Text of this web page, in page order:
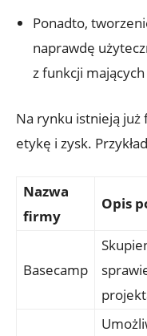
Ponadto,
naprawdę
z funkcji
Na rynku istnieją już
etykę i zysk.
Nazwa
firmy
Opis
Basecamp